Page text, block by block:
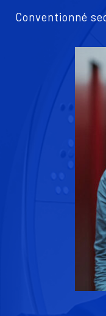
Conventionné